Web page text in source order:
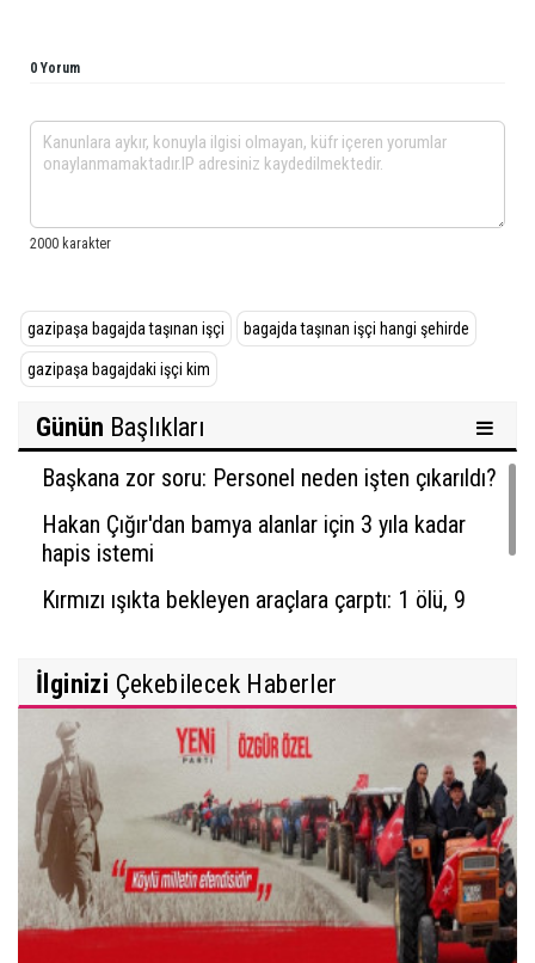
0 Yorum
gazipaşa bagajda taşınan işçi bagajda taşınan işçi hangi şehirde
gazipaşa bagajdaki işçi kim
Günün Başlıkları
Başkana zor soru: Personel neden işten çıkarıldı?
Hakan Çığır'dan bamya alanlar için 3 yıla kadar
hapis istemi
Kırmızı ışıkta bekleyen araçlara çarptı: 1 ölü, 9
İlginizi Çekebilecek Haberler